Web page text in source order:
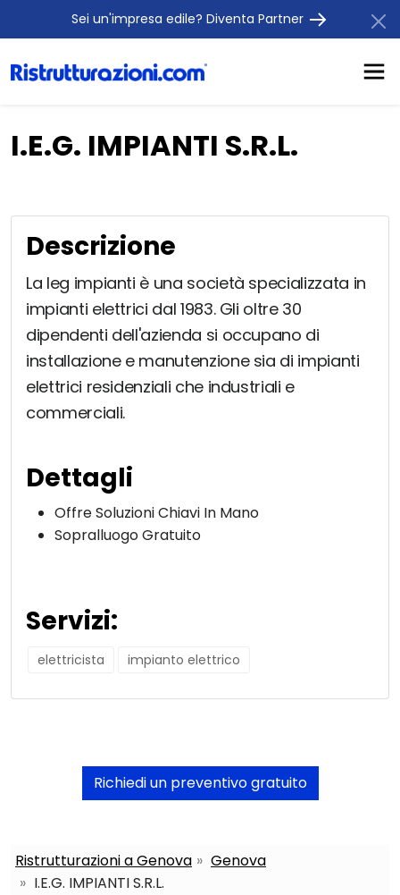
Sei un'impresa edile? Diventa Partner
I.E.G. IMPIANTI S.R.L.
Descrizione
La Ieg impianti è una società specializzata in
impianti elettrici dal 1983. Gli oltre 30
dipendenti dell'azienda si occupano di
installazione e manutenzione sia di impianti
elettrici residenziali che industriali e
commerciali.
Dettagli
Offre Soluzioni Chiavi In Mano
Sopralluogo Gratuito
Servizi:
elettricista impianto elettrico
Richiedi un preventivo gratuito
Ristrutturazioni a Genova
Genova
I.E.G. IMPIANTI S.R.L.